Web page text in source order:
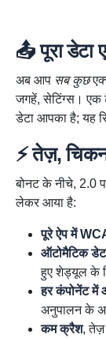
📤 पूरा डेटा
अब आप सब कुछ
जगहें, सेटिंग्स। एक
डेटा आपका है; यह
⚡ तेज़,
बोनट के नीचे, 2.0
लेकर आया है:
पूरे ऐप में
ऑटोमैटिक
हुए शेड्यूल के
हर कंपोनेंट में
अनुपालन के
कम क्रैश, तेज़